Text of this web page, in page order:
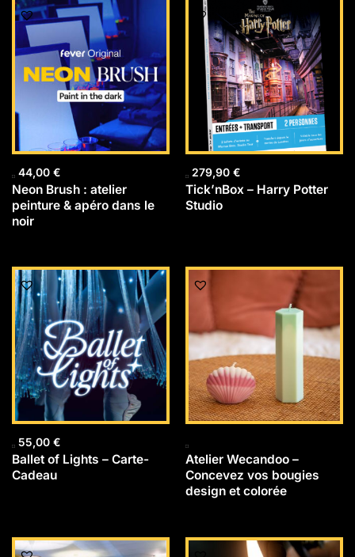
44,00 €
Neon Brush : atelier
peinture & apéro dans le
noir
279,90 €
Tick’nBox – Harry Potter
Studio
55,00 €
Ballet of Lights – Carte-
Cadeau
Atelier Wecandoo –
Concevez vos bougies
design et colorée